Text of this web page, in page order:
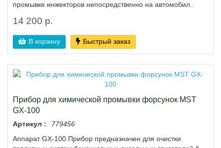
промывке инжекторов непосредственно на автомобил..
14 200 р.
В корзину Быстрый заказ
Прибор для химической промывки форсунок MST
GX-100
Артикул :
779456
Аппарат GX-100 Прибор предназначен для очистки